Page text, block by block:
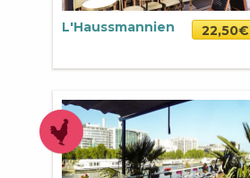
L'Haussmannien 22,50€